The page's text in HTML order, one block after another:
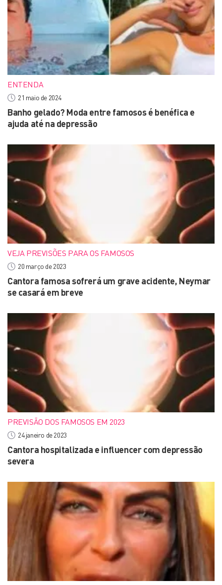
ENTENDA
21 maio de 2024
Banho gelado? Moda entre famosos é benéfica e
ajuda até na depressão
VEJA PREVISÕES PARA OS FAMOSOS
20 março de 2023
Cantora famosa sofrerá um grave acidente, Neymar
se casará em breve
PREVISÃO DOS FAMOSOS EM 2023
24 janeiro de 2023
Cantora hospitalizada e influencer com depressão
severa